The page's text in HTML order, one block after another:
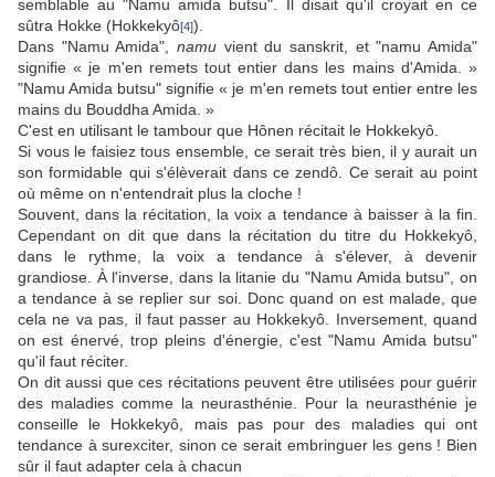
semblable au "Namu amida butsu". Il disait qu'il croyait en ce
sûtra Hokke (Hokkekyô[4]).
Dans "Namu Amida", namu vient du sanskrit, et "namu Amida"
signifie « je m'en remets tout entier dans les mains d'Amida. »
"Namu Amida butsu" signifie « je m'en remets tout entier entre les
mains du Bouddha Amida. »
C'est en utilisant le tambour que Hônen récitait le Hokkekyô.
Si vous le faisiez tous ensemble, ce serait très bien, il y aurait un
son formidable qui s'élèverait dans ce zendô. Ce serait au point
où même on n'entendrait plus la cloche !
Souvent, dans la récitation, la voix a tendance à baisser à la fin.
Cependant on dit que dans la récitation du titre du Hokkekyô,
dans le rythme, la voix a tendance à s'élever, à devenir
grandiose. À l'inverse, dans la litanie du "Namu Amida butsu", on
a tendance à se replier sur soi. Donc quand on est malade, que
cela ne va pas, il faut passer au Hokkekyô. Inversement, quand
on est énervé, trop pleins d'énergie, c'est "Namu Amida butsu"
qu'il faut réciter.
On dit aussi que ces récitations peuvent être utilisées pour guérir
des maladies comme la neurasthénie. Pour la neurasthénie je
conseille le Hokkekyô, mais pas pour des maladies qui ont
tendance à surexciter, sinon ce serait embringuer les gens ! Bien
sûr il faut adapter cela à chacun